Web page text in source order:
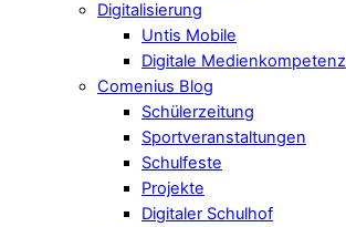
Digitalisierung
Untis Mobile
Digitale Medienkompetenz
Comenius Blog
Schülerzeitung
Sportveranstaltungen
Schulfeste
Projekte
Digitaler Schulhof